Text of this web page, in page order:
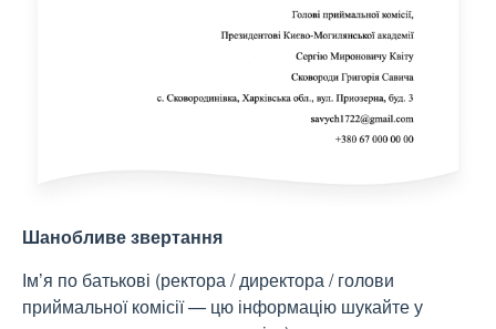
Шанобливе звертання
Ім’я по батькові (ректора / директора / голови
приймальної комісії — цю інформацію шукайте у